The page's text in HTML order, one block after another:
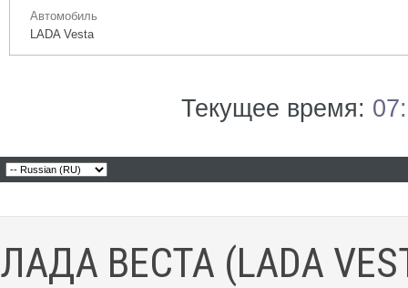
Автомобиль
LADA Vesta
Текущее время:
ЛАДА ВЕСТА (LADA